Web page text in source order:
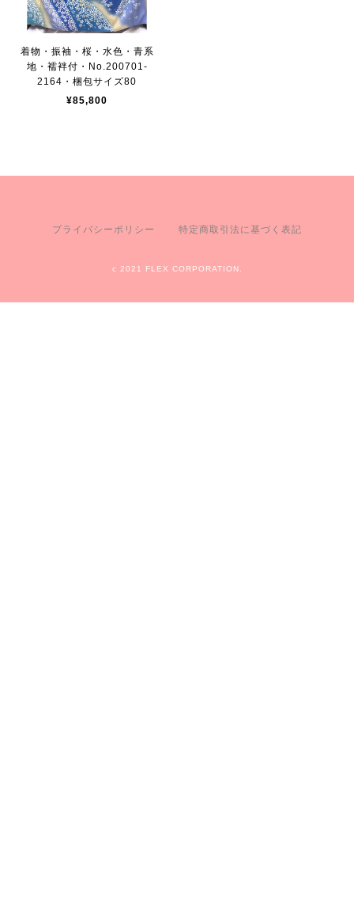
着物・振袖・桜・水色・青系
地・襦袢付・No.200701-
2164・梱包サイズ80
¥85,800
プライバシーポリシー 特定商取引法に基づく表記
c 2021 FLEX CORPORATION.